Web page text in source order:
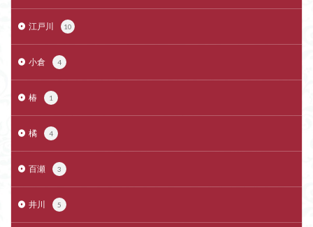
江戸川 10
小倉 4
椿 1
橘 4
百瀬 3
井川 5